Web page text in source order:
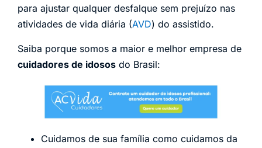
para ajustar qualquer desfalque sem prejuízo nas
atividades de vida diária (AVD) do assistido.
Saiba porque somos a maior e melhor empresa de
cuidadores de idosos do Brasil:
Cuidamos de sua família como cuidamos da